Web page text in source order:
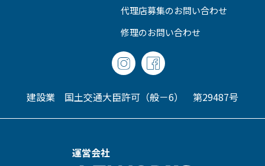
代理店募集のお問い合わせ
修理のお問い合わせ
建設業 国土交通大臣許可（般－6） 第29487号
運営会社